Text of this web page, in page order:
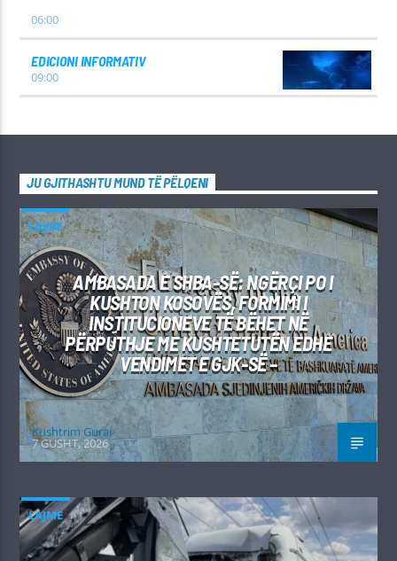
06:00
EDICIONI INFORMATIV
09:00
JU GJITHASHTU MUND TË PËLQENI
LAJME
AMBASADA E SHBA-SË: NGËRÇI PO I
KUSHTON KOSOVËS, FORMIMI I
INSTITUCIONEVE TË BËHET NË
PËRPUTHJE ME KUSHTETUTËN EDHE
VENDIMET E GJK-SË –
Kushtrim Guraj
7 GUSHT, 2026
LAJME